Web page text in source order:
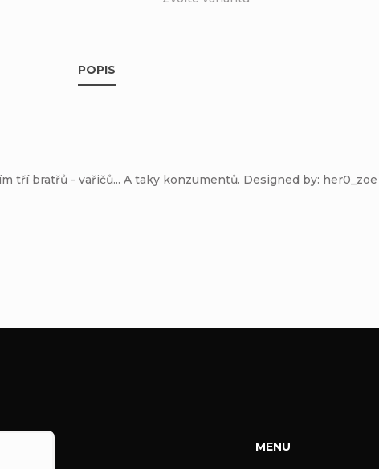
POPIS
tří bratřů - vařičů... A taky konzumentů. Designed by: her0_zoe
MENU